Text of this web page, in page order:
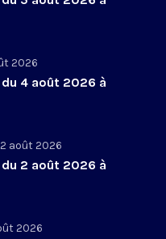
2026
4 août 2026 à
août 2026
2 août 2026 à
2026